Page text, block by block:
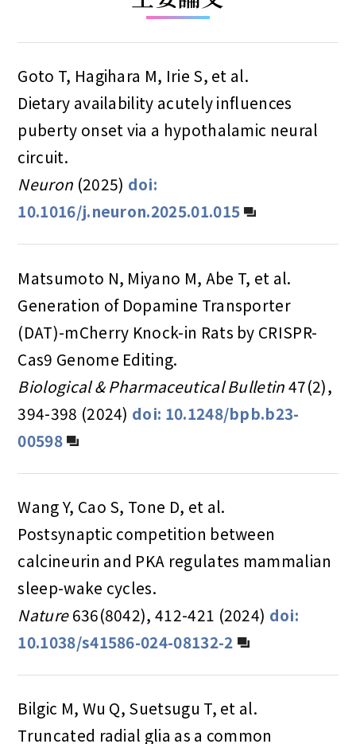
Goto T, Hagihara M, Irie S, et al.
Dietary availability acutely influences
puberty onset via a hypothalamic neural
circuit.
Neuron (2025) doi:
10.1016/j.neuron.2025.01.015
Matsumoto N, Miyano M, Abe T, et al.
Generation of Dopamine Transporter
(DAT)-mCherry Knock-in Rats by CRISPR-
Cas9 Genome Editing.
Biological & Pharmaceutical Bulletin47(2),
394-398 (2024) doi: 10.1248/bpb.b23-
00598
Wang Y, Cao S, Tone D, et al.
Postsynaptic competition between
calcineurin and PKA regulates mammalian
sleep-wake cycles.
Nature636(8042), 412-421 (2024) doi:
10.1038/s41586-024-08132-2
Bilgic M, Wu Q, Suetsugu T, et al.
Truncated radial glia as a common